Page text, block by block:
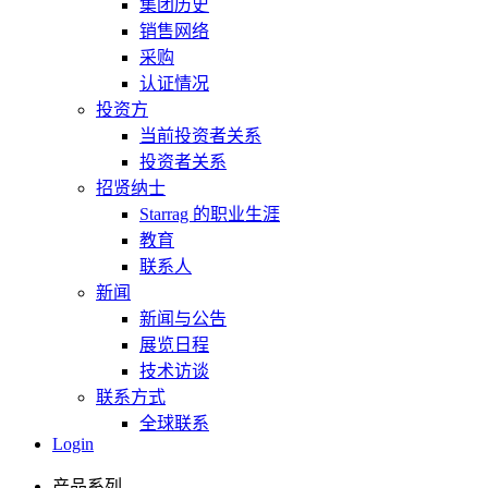
集团历史
销售网络
采购
认证情况
投资方
当前投资者关系
投资者关系
招贤纳士
Starrag 的职业生涯
教育
联系人
新闻
新闻与公告
展览日程
技术访谈
联系方式
全球联系
Login